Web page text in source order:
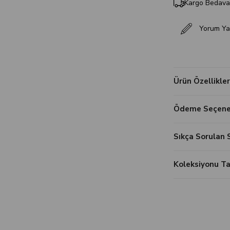
Kargo Bedava
Yorum
Ürün
Ödeme
Sıkça Sorulan
Koleksiyonu